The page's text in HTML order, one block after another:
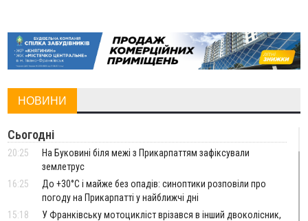
НОВИНИ
Сьогодні
20:25
На Буковині біля межі з Прикарпаттям зафіксували
землетрус
16:25
До +30°C і майже без опадів: синоптики розповіли про
погоду на Прикарпатті у найближчі дні
15:18
У Франківську мотоцикліст врізався в інший двоколісник,